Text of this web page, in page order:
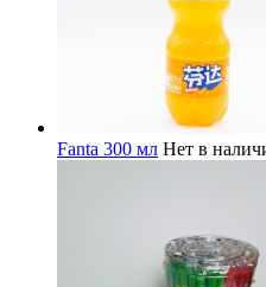
Fanta 300 мл Нет в